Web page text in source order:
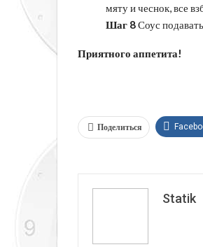
мяту и чеснок, все
Шаг 8Соус
Приятного аппетита!
Поделиться
Statik